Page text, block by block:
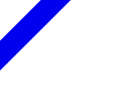
(lanolin),
(Rosmarinus
(nötkreatur)),